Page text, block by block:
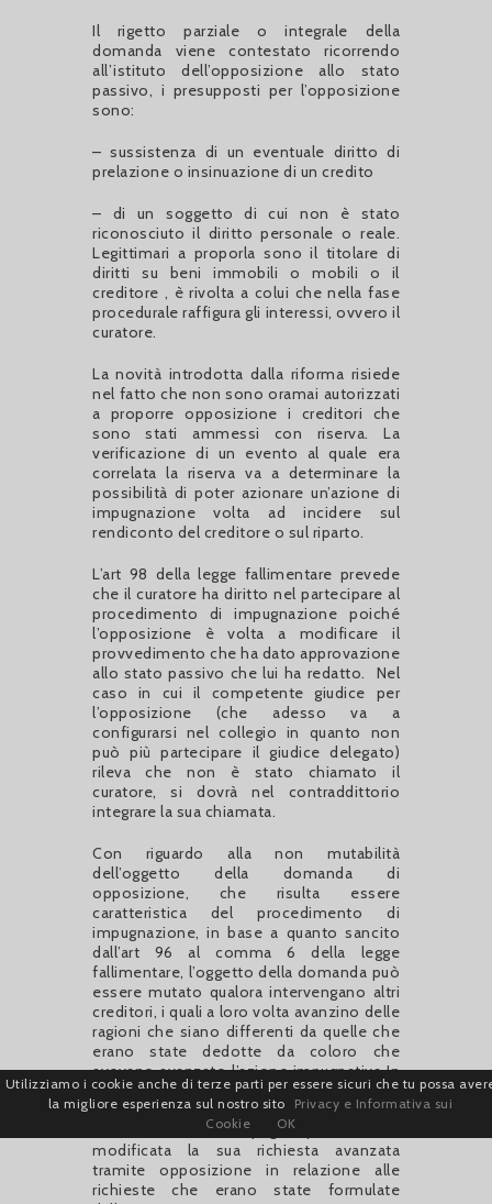
Il rigetto parziale o integrale della
domanda viene contestato ricorrendo
all’istituto dell’opposizione allo stato
passivo, i presupposti per l’opposizione
sono:
– sussistenza di un eventuale diritto di
prelazione o insinuazione di un credito
– di un soggetto di cui non è stato
riconosciuto il diritto personale o reale.
Legittimari a proporla sono il titolare di
diritti su beni immobili o mobili o il
creditore , è rivolta a colui che nella fase
procedurale raffigura gli interessi, ovvero il
curatore.
La novità introdotta dalla riforma risiede
nel fatto che non sono oramai autorizzati
a proporre opposizione i creditori che
sono stati ammessi con riserva. La
verificazione di un evento al quale era
correlata la riserva va a determinare la
possibilità di poter azionare un’azione di
impugnazione volta ad incidere sul
rendiconto del creditore o sul riparto.
L’art 98 della legge fallimentare prevede
che il curatore ha diritto nel partecipare al
procedimento di impugnazione poiché
l’opposizione è volta a modificare il
provvedimento che ha dato approvazione
allo stato passivo che lui ha redatto.
Nel
caso in cui il competente giudice per
l’opposizione (che adesso va a
configurarsi nel collegio in quanto non
può più partecipare il giudice delegato)
rileva che non è stato chiamato il
curatore, si dovrà nel contraddittorio
integrare la sua chiamata.
Con riguardo alla non mutabilità
dell’oggetto della domanda di
opposizione, che risulta essere
caratteristica del procedimento di
impugnazione, in base a quanto sancito
dall’art 96 al comma 6 della legge
fallimentare, l’oggetto della domanda può
essere mutato qualora intervengano altri
creditori, i quali a loro volta avanzino delle
ragioni che siano differenti da quelle che
erano state dedotte da coloro che
avevano avanzato l’azione impugnativa In
questo caso il dover rispettare il principio
del contraddittorio presuppone che
anche colui che impugna può vedersi
modificata la sua richiesta avanzata
tramite opposizione in relazione alle
richieste che erano state formulate
Utilizziamo i cookie anche di terze parti per essere sicuri che tu possa
la migliore esperienza sul nostro sito
Privacy e Informativa sui
Cookie
OK